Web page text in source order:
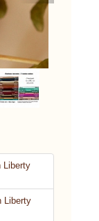
Liberty
Liberty